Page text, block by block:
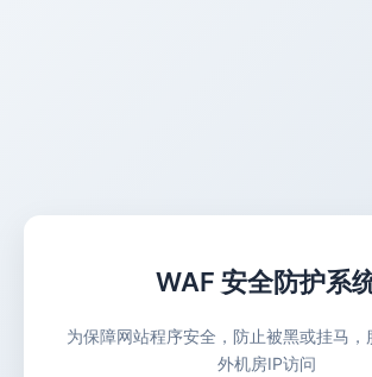
WAF 安全防护系
为保障网站程序安全，防止被黑或挂马，
外机房IP访问